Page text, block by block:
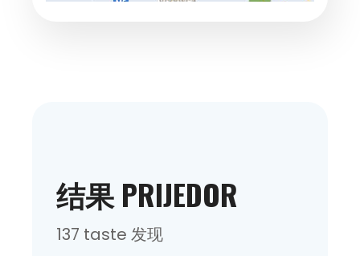
结果 PRIJEDOR
137 taste 发现